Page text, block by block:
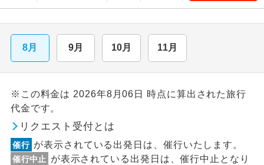
8月 9月 10月 11月
※この料金は 2026年8月06日 時点に算出された旅行
代金です。
リクエスト受付とは
催行 が表示されている出発日は、催行いたします。
催行中止
が表示されている出発日は、催行中止となり